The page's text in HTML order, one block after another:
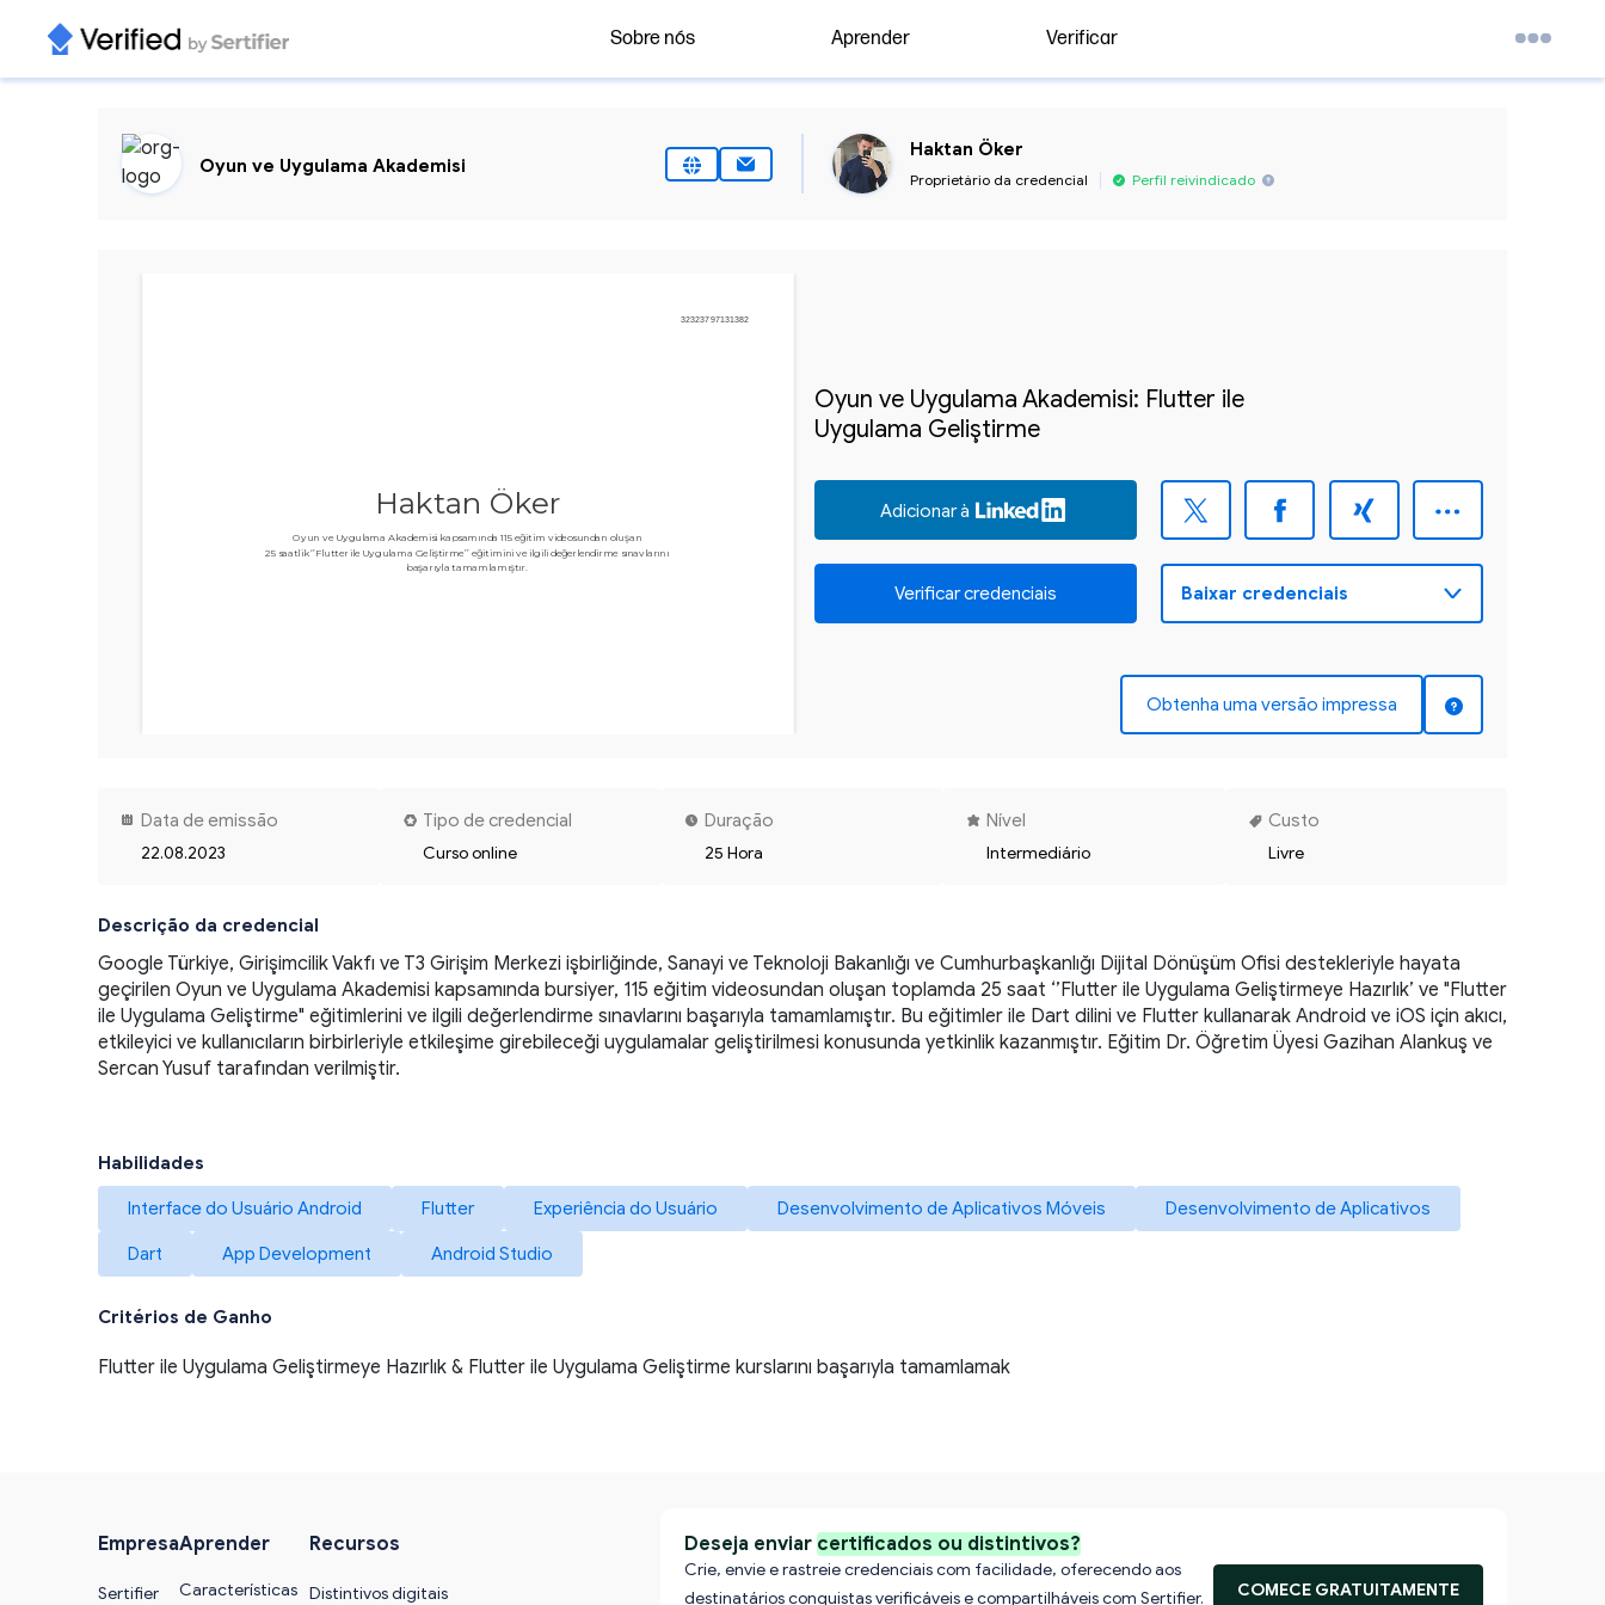
Sobre nós Aprender Verificar
Oyun ve Uygulama Akademisi
Haktan Öker
Proprietário da credencial Perfil reivindicado
Oyun ve Uygulama Akademisi kapsamında 115 eğitim videosundan oluşan
25 saatlik ‘’Flutter ile Uygulama Geliştirme’’ eğitimini ve ilgili değerlendirme sınavlarını
Haktan Öker
32323797131382
Oyun ve Uygulama Akademisi: Flutter ile
Uygulama Geliştirme
Adicionar à
Verificar credenciais
Obtenha uma versão impressa
Data de emissão
22.08.2023
Tipo de credencial
Curso online
Duração
25 Hora
Nível
Intermediário
Custo
Livre
Descrição da credencial
Google Türkiye, Girişimcilik Vakfı ve T3 Girişim Merkezi işbirliğinde, Sanayi ve Teknoloji Bakanlığı ve Cumhurbaşkanlığı Dijital Dönüşüm Ofisi destekleriyle hayata
geçirilen Oyun ve Uygulama Akademisi kapsamında bursiyer, 115 eğitim videosundan oluşan toplamda 25 saat ‘’Flutter ile Uygulama Geliştirmeye Hazırlık’ ve "Flutter
ile Uygulama Geliştirme" eğitimlerini ve ilgili değerlendirme sınavlarını başarıyla tamamlamıştır. Bu eğitimler ile Dart dilini ve Flutter kullanarak Android ve iOS için akıcı,
etkileyici ve kullanıcıların birbirleriyle etkileşime girebileceği uygulamalar geliştirilmesi konusunda yetkinlik kazanmıştır. Eğitim Dr. Öğretim Üyesi Gazihan Alankuş ve
Sercan Yusuf tarafından verilmiştir.
Habilidades
Interface do Usuário Android Flutter Experiência do Usuário Desenvolvimento de Aplicativos Móveis Desenvolvimento de Aplicativos
Dart App Development Android Studio
Critérios de Ganho
Flutter ile Uygulama Geliştirmeye Hazırlık & Flutter ile Uygulama Geliştirme kurslarını başarıyla tamamlamak
Empresa
Sertifier
Aprender
Características
Recursos
Distintivos digitais
Deseja enviar certificados ou distintivos?
Crie, envie e rastreie credenciais com facilidade, oferecendo aos
destinatários conquistas verificáveis e compartilháveis com Sertifier.
COMECE GRATUITAMENTE